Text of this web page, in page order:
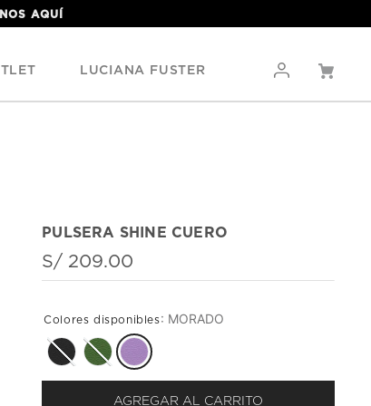
AQUÍ
LUCIANA FUSTER
PULSERA SHINE CUERO
S/ 209.00
: MORADO
AGREGAR AL CARRITO